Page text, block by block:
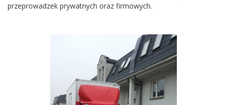
przeprowadzek prywatnych oraz firmowych.